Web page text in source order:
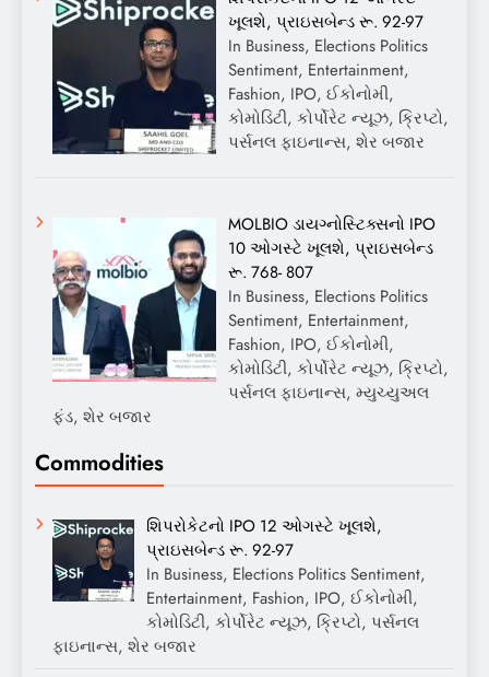
ખૂલશે, પ્રાઇસબેન્ડ રૂ. 92-97
In Business, Elections Politics
Sentiment, Entertainment,
Fashion, IPO, ઈકોનોમી,
કોમોડિટી, કોર્પોરેટ ન્યૂઝ, ક્રિપ્ટો,
પર્સનલ ફાઇનાન્સ, શેર બજાર
MOLBIO ડાયગ્નોસ્ટિક્સનો IPO
10 ઓગસ્ટે ખૂલશે, પ્રાઇસબેન્ડ
રૂ. 768- 807
In Business, Elections Politics
Sentiment, Entertainment,
Fashion, IPO, ઈકોનોમી,
કોમોડિટી, કોર્પોરેટ ન્યૂઝ, ક્રિપ્ટો,
પર્સનલ ફાઇનાન્સ, મ્યુચ્યુઅલ
ફંડ, શેર બજાર
Commodities
શિપરોકેટનો IPO 12 ઓગસ્ટે ખૂલશે,
પ્રાઇસબેન્ડ રૂ. 92-97
In Business, Elections Politics Sentiment,
Entertainment, Fashion, IPO, ઈકોનોમી,
કોમોડિટી, કોર્પોરેટ ન્યૂઝ, ક્રિપ્ટો, પર્સનલ
ફાઇનાન્સ, શેર બજાર